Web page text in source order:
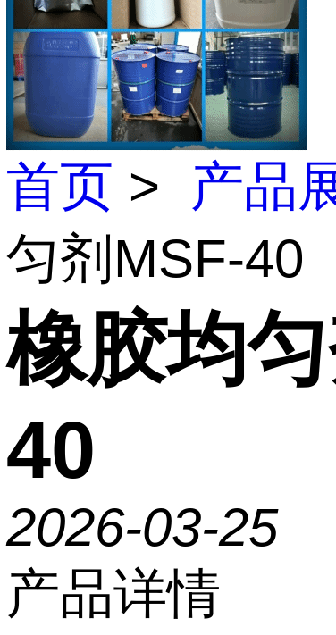
首页 > 产品
匀剂MSF-40
橡胶均
40
2026-03-25
产品详情